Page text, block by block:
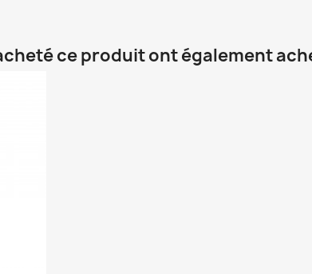
ce produit ont également